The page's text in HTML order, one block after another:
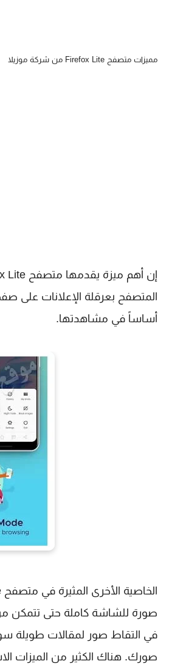
مميزات متصفح Firefox Lite من شركة موزيلا
المتصفح بعرقلة الإعلانات على
أساساً في مشاهدتها.
صورة للشاشة كاملة حتى تتمكن
في التقاط صور لمقالات